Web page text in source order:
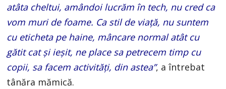
atâta cheltui, amândoi lucrăm în tech, nu cred ca
vom muri de foame. Ca stil de viață, nu suntem
cu eticheta pe haine, mâncare normal atât cu
gătit cat și ieșit, ne place sa petrecem timp cu
copii, sa facem activități, din astea”, a întrebat
tânăra mămică.